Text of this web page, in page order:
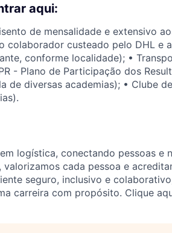
aqui:
de mensalidade e extensivo
colaborador custeado pelo DHL e
conforme localidade); •
- Plano de Participação dos
de diversas academias); • Clube
logística, conectando pessoas e
cada pessoa e
seguro, inclusivo e
carreira com propósito. Clique